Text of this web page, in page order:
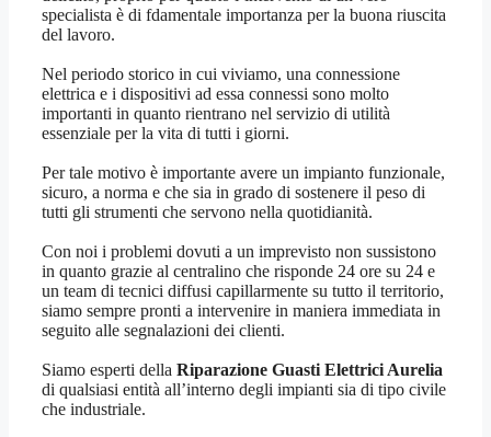
specialista è di fdamentale importanza per la buona riuscita
del lavoro.
Nel periodo storico in cui viviamo, una connessione
elettrica e i dispositivi ad essa connessi sono molto
importanti in quanto rientrano nel servizio di utilità
essenziale per la vita di tutti i giorni.
Per tale motivo è importante avere un impianto funzionale,
sicuro, a norma e che sia in grado di sostenere il peso di
tutti gli strumenti che servono nella quotidianità.
Con noi i problemi dovuti a un imprevisto non sussistono
in quanto grazie al centralino che risponde 24 ore su 24 e
un team di tecnici diffusi capillarmente su tutto il territorio,
siamo sempre pronti a intervenire in maniera immediata in
seguito alle segnalazioni dei clienti.
Siamo esperti della Riparazione Guasti Elettrici Aurelia
di qualsiasi entità all’interno degli impianti sia di tipo civile
che industriale.